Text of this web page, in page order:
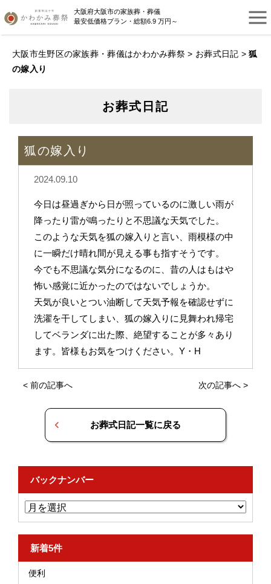
大阪府大阪市の家族葬・葬儀
最安低価格プラン・総額6.9 万円～
大阪市生野区の家族葬・葬儀はかわかみ葬祭 > お葬式日記 >狐
の嫁入り
お葬式日記
狐の嫁入り
2024.09.10
今日は昼過ぎから日が照っているのに激しい雨が
降ったり雷が鳴ったりと不思議な天気でした。
このような天気を狐の嫁入りと言い、雨模様の中
に一瞬だけ晴れ間が見える事も指すそうです。
今でも不思議な気分になるのに、昔の人はもはや
怖い感覚に近かったのではないでしょうか。
天気が良いとつい油断して天気予報を確認せずに
洗濯を干してしまい、狐の嫁入りに見舞われ帰宅
してベランダに出た際、絶望することが多々あり
ます。皆様もお気をつけください。Y・H
< 前の記事へ 次の記事へ >
お葬式日記一覧に戻る
バックナンバー
新着5件
便利